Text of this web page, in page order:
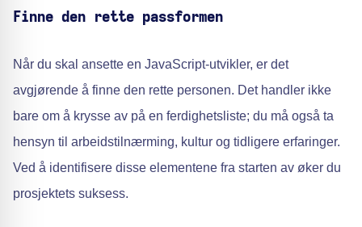
Finne den rette passformen
Når du skal ansette en JavaScript-utvikler, er det
avgjørende å finne den rette personen. Det handler ikke
bare om å krysse av på en ferdighetsliste; du må også ta
hensyn til arbeidstilnærming, kultur og tidligere erfaringer.
Ved å identifisere disse elementene fra starten av øker du
prosjektets suksess.